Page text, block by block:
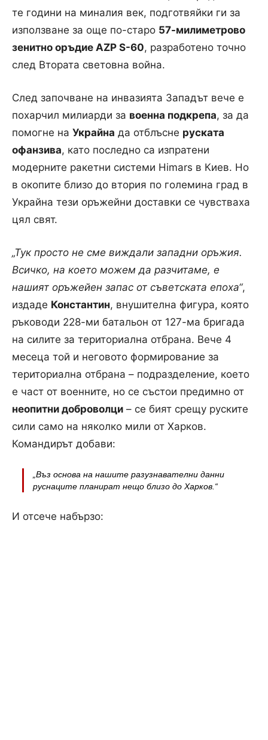
те години на миналия век, подготвяйки ги за
използване за още по-старо 57-милиметрово
зенитно оръдие AZP S-60, разработено точно
след Втората световна война.
След започване на инвазията Западът вече е
похарчил милиарди за военна подкрепа, за да
помогне на Украйна да отблъсне руската
офанзива, като последно са изпратени
модерните ракетни системи Himars в Киев. Но
в окопите близо до втория по големина град в
Украйна тези оръжейни доставки се чувстваха
цял свят.
„Тук просто не сме виждали западни оръжия.
Всичко, на което можем да разчитаме, е
нашият оръжейен запас от съветската епоха“,
издаде Константин, внушителна фигура, която
ръководи 228-ми батальон от 127-ма бригада
на силите за териториална отбрана. Вече 4
месеца той и неговото формирование за
териториална отбрана – подразделение, което
е част от военните, но се състои предимно от
неопитни доброволци – се бият срещу руските
сили само на няколко мили от Харков.
Командирът добави:
„Въз основа на нашите разузнавателни данни
руснаците планират нещо близо до Харков.“
И отсече набързо: